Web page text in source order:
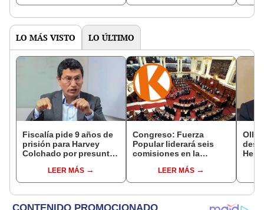
LO MÁS VISTO LO ÚLTIMO
Fiscalía pide 9 años de
prisión para Harvey
Colchado por presunta
incompatible y falsedad
ideológica
LEER MÁS
Congreso: Fuerza
Popular liderará seis
comisiones en la
LEER MÁS